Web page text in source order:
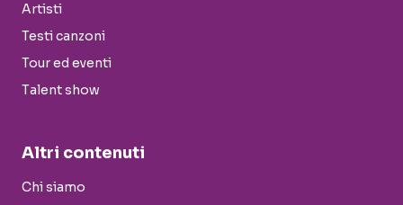
Artisti
Testi canzoni
Tour ed eventi
Talent show
Altri contenuti
Chi siamo